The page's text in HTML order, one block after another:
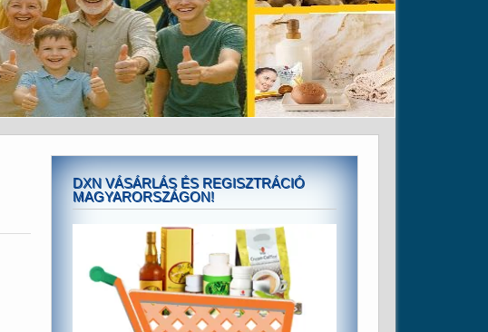
DXN VÁSÁRLÁS ÉS REGISZTRÁCIÓ
MAGYARORSZÁGON!